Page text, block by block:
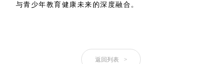
与青少年教育健康未来的深度融合。
返回列表 >